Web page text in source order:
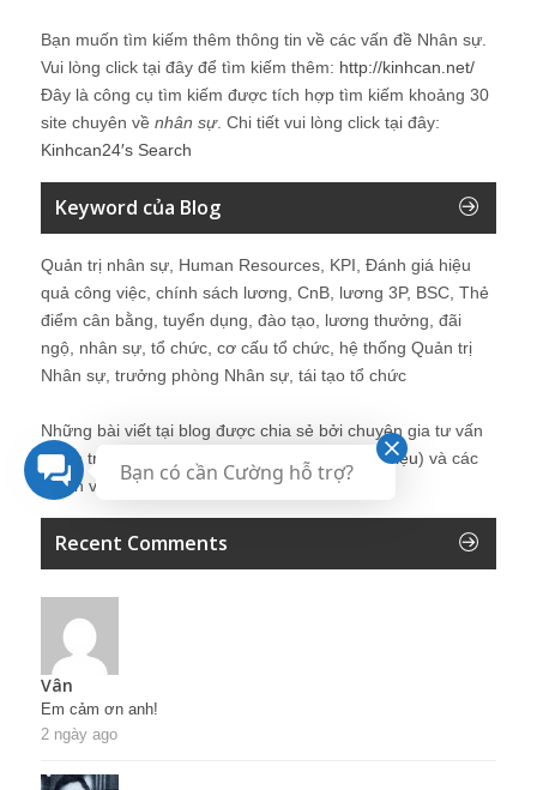
Bạn muốn tìm kiếm thêm thông tin về các vấn đề Nhân sự
Vui lòng click tại đây để tìm kiếm thêm: http://kinhcan.net/
Đây là công cụ tìm kiếm được tích hợp tìm kiếm khoảng 30
site chuyên về nhân sự. Chi tiết vui lòng click tại đây:
Kinhcan24′s Search
Keyword của Blog
Quản trị nhân sự, Human Resources, KPI, Đánh giá hiệu
quả công việc, chính sách lương, CnB, lương 3P, BSC, Thẻ
điểm cân bằng, tuyển dụng, đào tạo, lương thưởng, đãi
ngộ, nhân sự, tổ chức, cơ cấu tổ chức, hệ thống Quản trị
Nhân sự, trưởng phòng Nhân sự, tái tạo tổ chức
Những bài viết tại blog được chia sẻ bởi chuyên gia tư vấn
Quản trị Nhân sự Nguyễn Hùng Cường (
giới thiệu) và các
thành viên khác trong cộng đồng Nhân sự.
Recent Comments
Vân
Em cảm ơn anh!
2 ngày ago
Bạn có cần Cường hỗ trợ?